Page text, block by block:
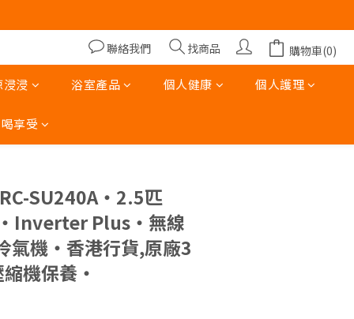
聯絡我們 找商品 購物車(0)
浸浸 浴室產品 個人健康 個人護理
享受
SU240A‧2.5匹
‧Inverter Plus‧無線
氣機‧香港行貨,原廠3
機保養‧